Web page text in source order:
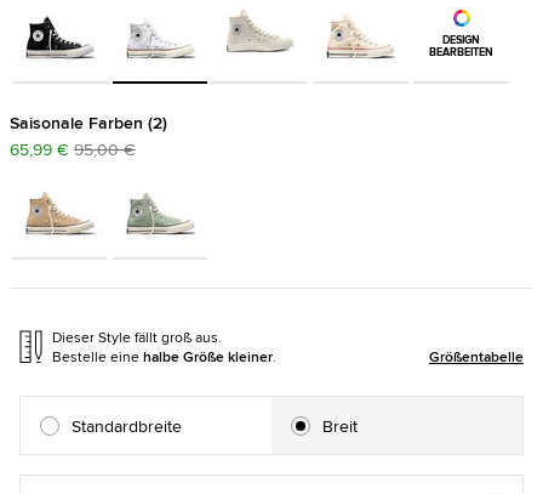
DESIGN
BEARBEITEN
Saisonale Farben 2
65,99 € 95,00 €
Dieser Style fällt groß aus.
Bestelle einehalbe Größe kleiner. Größentabelle
Standardbreite Breit